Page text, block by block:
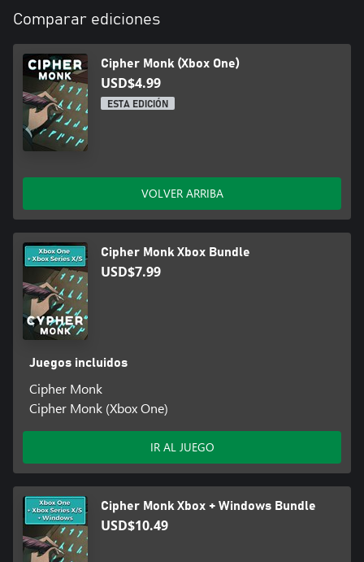
Comparar ediciones
Cipher Monk (Xbox One)
USD$4.99
ESTA EDICIÓN
VOLVER ARRIBA
Cipher Monk Xbox Bundle
USD$7.99
Juegos incluidos
Cipher Monk
Cipher Monk (Xbox One)
IR AL JUEGO
Cipher Monk Xbox + Windows Bundle
USD$10.49